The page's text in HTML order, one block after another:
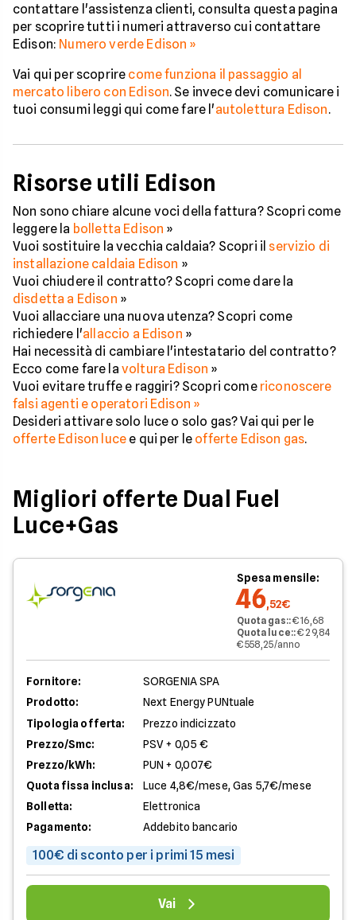
contattare l'assistenza clienti, consulta questa pagina
per scoprire tutti i numeri attraverso cui contattare
Edison: Numero verde Edison »
Vai qui per scoprire come funziona il passaggio al
mercato libero con Edison. Se invece devi comunicare i
tuoi consumi leggi qui come fare l'autolettura Edison.
Risorse utili Edison
Non sono chiare alcune voci della fattura? Scopri come
leggere la bolletta Edison »
Vuoi sostituire la vecchia caldaia? Scopri il servizio di
installazione caldaia Edison »
Vuoi chiudere il contratto? Scopri come dare la
disdetta a Edison »
Vuoi allacciare una nuova utenza? Scopri come
richiedere l'allaccio a Edison »
Hai necessità di cambiare l'intestatario del contratto?
Ecco come fare la voltura Edison »
Vuoi evitare truffe e raggiri? Scopri come riconoscere
falsi agenti e operatori Edison »
Desideri attivare solo luce o solo gas? Vai qui per le
offerte Edison luce e qui per le offerte Edison gas.
Migliori offerte Dual Fuel
Luce+Gas
Spesa mensile:
46,52€
Quota gas::€ 16,68
Quota luce::€ 29,84
€ 558,25/anno
Fornitore:
SORGENIA SPA
Prodotto:
Next Energy PUNtuale
Tipologia offerta:
Prezzo indicizzato
Prezzo/Smc:
PSV + 0,05 €
Prezzo/kWh:
PUN + 0,007€
Quota fissa inclusa:
Luce 4,8€/mese, Gas 5,7€/mese
Bolletta:
Elettronica
Pagamento:
Addebito bancario
100€ di sconto per i primi 15 mesi
Vai